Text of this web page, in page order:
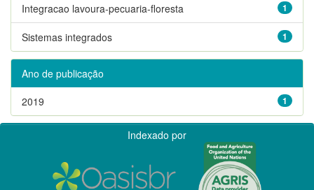
1
Integracao lavoura-pecuaria-floresta
1
Sistemas integrados
Ano de publicação
1
2019
Indexado por